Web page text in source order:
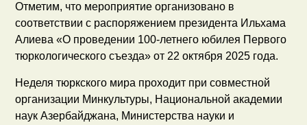
Отметим, что мероприятие организовано в
соответствии с распоряжением президента Ильхама
Алиева «О проведении 100-летнего юбилея Первого
тюркологического съезда» от 22 октября 2025 года.
Неделя тюркского мира проходит при совместной
организации Минкультуры, Национальной академии
наук Азербайджана, Министерства науки и